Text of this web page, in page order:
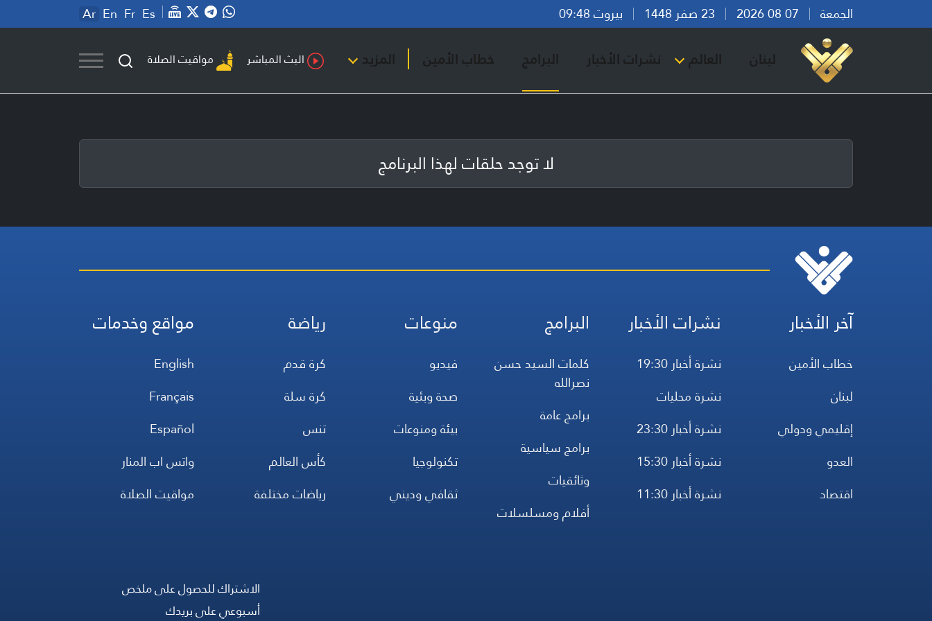
الجمعة بيروت 09:48 Ar En Fr Es
لبنان العالم نشرات الأخبار البرامج خطاب الأمين المزيد البث المباشر مواقيت الصلاة
لا توجد حلقات لهذا البرنامج
آخر الأخبار
خطاب الأمين
لبنان
إقليمي ودولي
العدو
اقتصاد
نشرات الأخبار
نشرة أخبار 19:30
نشرة محليات
نشرة أخبار 23:30
نشرة أخبار 15:30
نشرة أخبار 11:30
البرامج
كلمات السيد حسن
نصرالله
برامج عامة
برامج سياسية
وثائقيات
أفلام ومسلسلات
منوعات
فيديو
صحة وبئية
بيئة ومنوعات
تكنولوجيا
ثقافي وديني
رياضة
كرة قدم
كرة سلة
تنس
كأس العالم
رياضات مختلفة
مواقع وخدمات
English
Français
Español
واتس اب المنار
مواقيت الصلاة
الاشتراك للحصول على ملخص
أسبوعي على بريدك